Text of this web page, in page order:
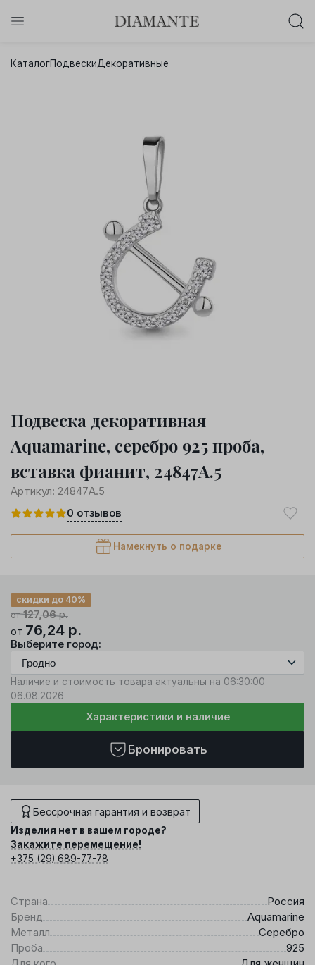
Осталось:
КаталогПодвескиДекоративные
Подвеска декоративная
Aquamarine, серебро 925 проба,
вставка фианит, 24847А.5
Артикул: 24847А.5
0 отзывов
Намекнуть о подарке
от127,06р.
скидки до 40%
от 76,24 р.
Выберите город:
Наличие и стоимость товара актуальны на 06:30:00
06.08.2026
Характеристики и наличие
Бронировать
Бессрочная гарантия и возврат
Изделия нет в вашем городе?
Закажите перемещение!
+375 (29) 689-77-78
Страна
Россия
Бренд
Aquamarine
Металл
Серебро
Проба
925